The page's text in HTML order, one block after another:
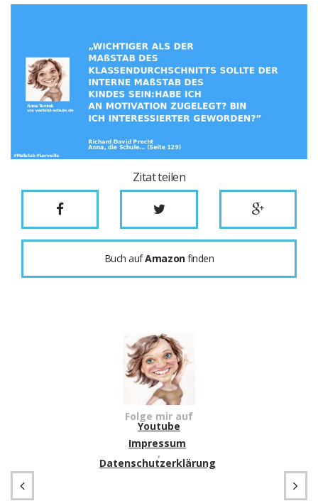
Zitat teilen
Buch aufAmazonfinden
Folge mir auf
Youtube
Impressum
,
Datenschutzerklärung